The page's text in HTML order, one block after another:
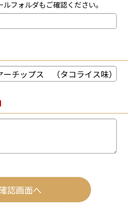
フォルダもご確認ください。
認画面へ